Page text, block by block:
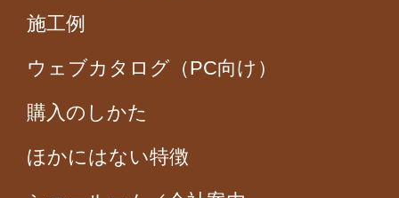
施工例
ウェブカタログ（PC向け）
購入のしかた
ほかにはない特徴